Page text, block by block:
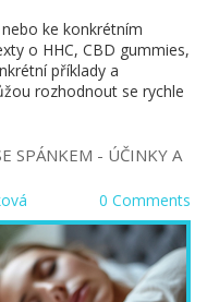
ke konkrétním
o HHC, CBD gummies,
příklady a
rozhodnout se rychle
SPÁNKEM - ÚČINKY A
0 Comments